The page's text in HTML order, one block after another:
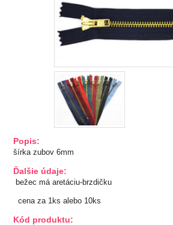
Obchodné podmienky
Ochrana osobných údajov
KATEGÓRIE PRODUKTOV
TIPY NA DARČEKY
Zľavnené
Aplikácie
Popis:
šírka zubov 6mm
Ďalšie údaje:
bežec má aretáciu-brzdičku
cena za 1ks alebo 10ks
Kód produktu: